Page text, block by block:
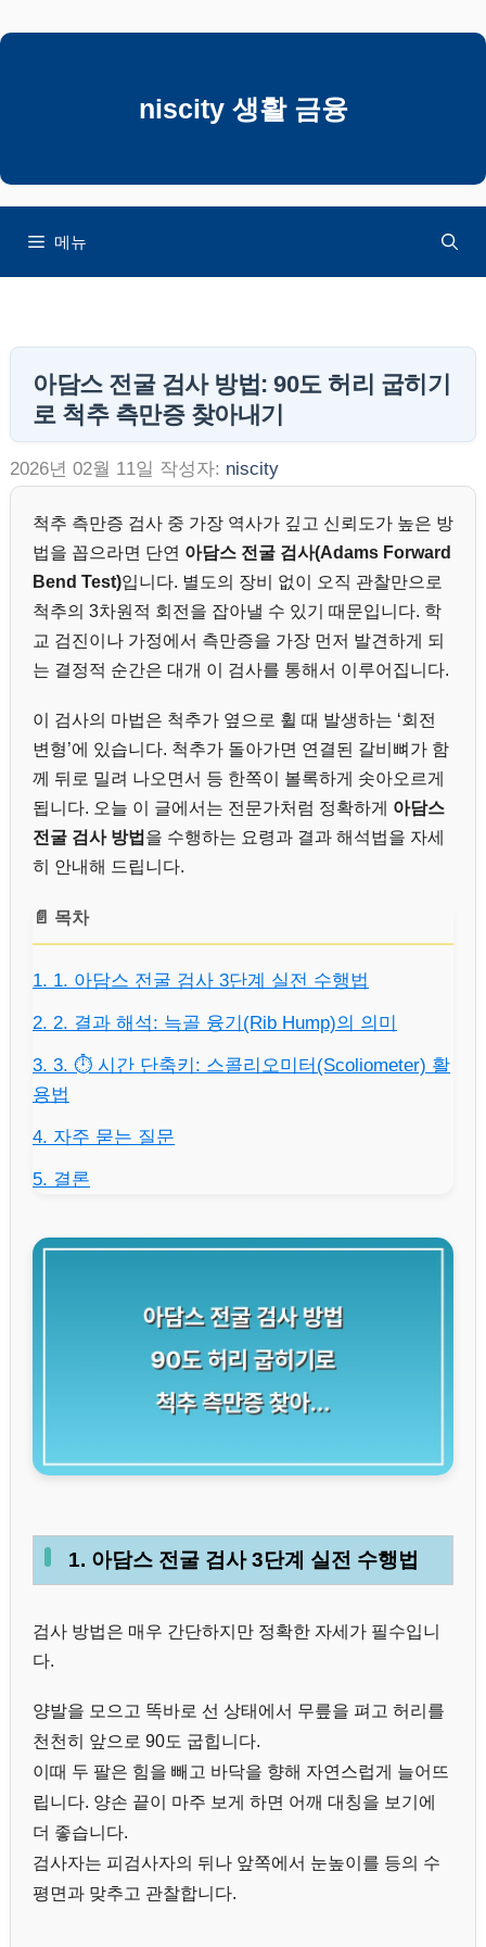
텐
뛰
niscity 생활 금융
메뉴
아담스 전굴 검사 방법: 90도 허리 굽히기
로 척추 측만증 찾아내기
2026년 02월 11일 작성자: niscity
척추 측만증 검사 중 가장 역사가 깊고 신뢰도가 높은 방
법을 꼽으라면 단연 아담스 전굴 검사(Adams Forward
Bend Test)입니다. 별도의 장비 없이 오직 관찰만으로
척추의 3차원적 회전을 잡아낼 수 있기 때문입니다. 학
교 검진이나 가정에서 측만증을 가장 먼저 발견하게 되
는 결정적 순간은 대개 이 검사를 통해서 이루어집니다.
이 검사의 마법은 척추가 옆으로 휠 때 발생하는 ‘회전
변형’에 있습니다. 척추가 돌아가면 연결된 갈비뼈가 함
께 뒤로 밀려 나오면서 등 한쪽이 볼록하게 솟아오르게
됩니다. 오늘 이 글에서는 전문가처럼 정확하게 아담스
전굴 검사 방법 을 수행하는 요령과 결과 해석법을 자세
히 안내해 드립니다.
📄 목차
1. 1. 아담스 전굴 검사 3단계 실전 수행법
2. 2. 결과 해석: 늑골 융기(Rib Hump)의 의미
3. 3. ⏱️ 시간 단축키: 스콜리오미터(Scoliometer) 활
용법
4. 자주 묻는 질문
5. 결론
1. 아담스 전굴 검사 3단계 실전 수행법
검사 방법은 매우 간단하지만 정확한 자세가 필수입니
다.
양발을 모으고 똑바로 선 상태에서 무릎을 펴고 허리를
천천히 앞으로 90도 굽힙니다.
이때 두 팔은 힘을 빼고 바닥을 향해 자연스럽게 늘어뜨
립니다. 양손 끝이 마주 보게 하면 어깨 대칭을 보기에
더 좋습니다.
검사자는 피검사자의 뒤나 앞쪽에서 눈높이를 등의 수
평면과 맞추고 관찰합니다.